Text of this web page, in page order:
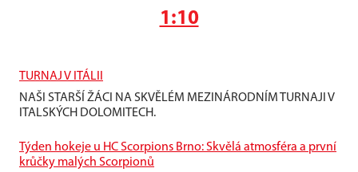
1:10
TURNAJ V ITÁLII
NAŠI STARŠÍ ŽÁCI NA SKVĚLÉM MEZINÁRODNÍM TURNAJI V
ITALSKÝCH DOLOMITECH.
Týden hokeje u HC Scorpions Brno: Skvělá atmosféra a první
krůčky malých Scorpionů